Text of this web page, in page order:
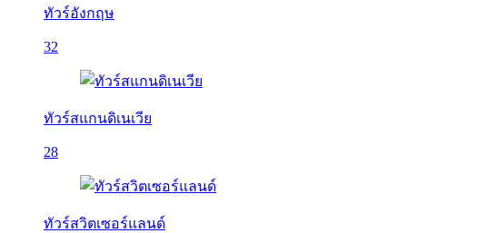
ทัวร์อังกฤษ
32
ทัวร์สแกนดิเนเวีย
28
ทัวร์สวิตเซอร์แลนด์